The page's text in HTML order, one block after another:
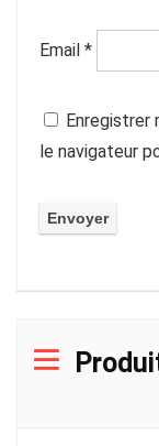
Email *
Enregistrer
le navigateur